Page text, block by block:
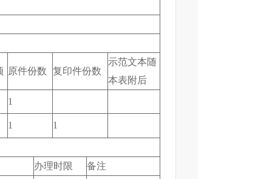
原件份数 复印件份数
示范文本随
本表附后
1
1 1
办理时限 备注